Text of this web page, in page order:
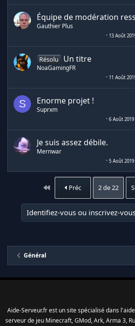
Équipe de modération
Gauthier Plus
13 Août
Résolu Un titre
NoaGamingFR
11 Août
S Enorme projet !
Suprxm
6 Août 2019
Je suis assez débile.
Mernwar
5 Août 2019
PremierPréc 2 de 22
Identifiez-vous ou inscrivez-
Général
Aide-Serveur.fr est un site spécialisé dans
serveur de jeu Minecraft, GMod, Ark, Arma 3,